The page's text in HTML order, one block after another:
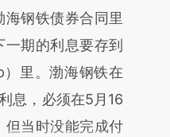
钢铁债券合同里
期的利息要存到
里。渤海钢铁在
息，必须在5月16
但当时没能完成付